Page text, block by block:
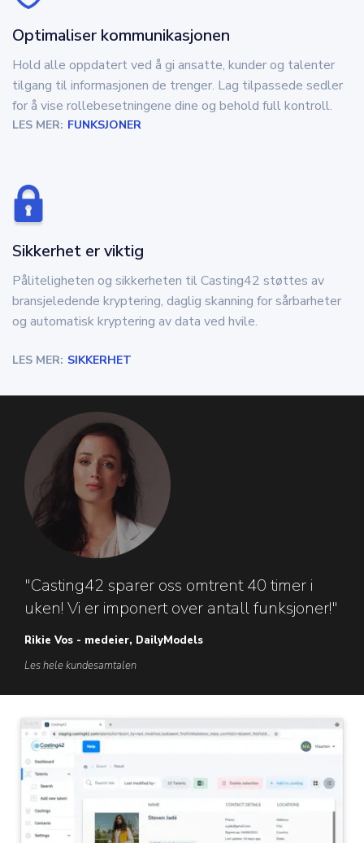
Optimaliser kommunikasjonen
Hold alle oppdatert ved å gi ansatte, kunder og talenter
tilgang til informasjonen de trenger. Lag tilpassede sedler
for å vise rollebesetningene dine og behold full kontroll.
LES MER: FUNKSJONER
Sikkerhet er viktig
Påliteligheten og sikkerheten til Casting42 støttes av
bransjeledende kryptering, daglig skanning for sårbarheter
og automatisk kryptering av data ved hvile.
LES MER: SIKKERHET
"Casting42 sparer oss omtrent 40 timer i
uken! Vi er imponert over antall funksjoner!"
Rikie Vos - medeier, DailyModels
Les hele kundesamtalen